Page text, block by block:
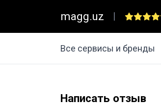
magg.uz |
Все сервисы и бренды
Написать отзыв